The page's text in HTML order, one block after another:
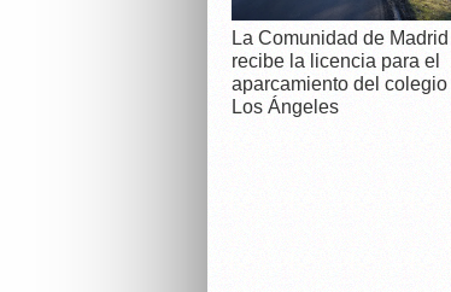
La Comunidad de Madrid
recibe la licencia para el
aparcamiento del colegio
Los Ángeles